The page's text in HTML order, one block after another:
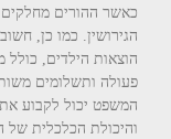
כאשר ההורים מחלקים
הגירושין. כמו כן,
הוצאות הילדים, כולל
פעולה ותשלומים
המשפט יכול לקבוע
והיכולת הכלכלית של